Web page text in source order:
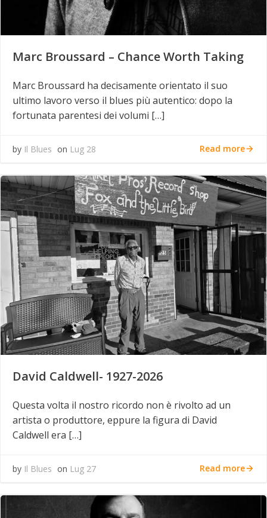
Marc Broussard – Chance Worth Taking
Marc Broussard ha decisamente orientato il suo
ultimo lavoro verso il blues più autentico: dopo la
fortunata parentesi dei volumi […]
by Il Blues on Lug 28 Read more
David Caldwell- 1927-2026
Questa volta il nostro ricordo non è rivolto ad un
artista o produttore, eppure la figura di David
Caldwell era […]
by Il Blues on Lug 27 Read more